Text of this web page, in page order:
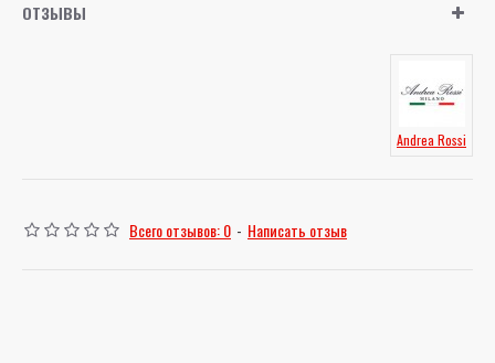
ОТЗЫВЫ
Andrea Rossi
Всего отзывов: 0 - Написать отзыв